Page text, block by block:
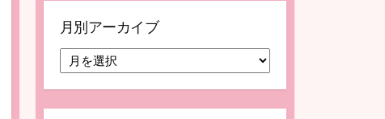
月別アーカイブ
別
ア
ー